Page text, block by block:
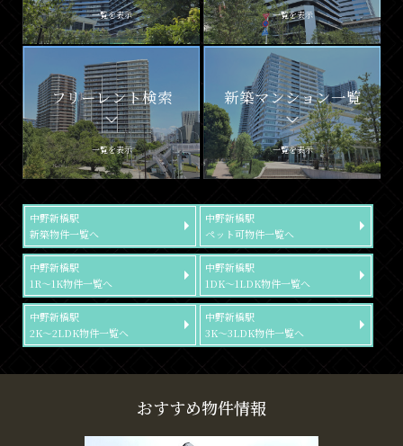
一覧を表示 一覧を表示
フリーレント検索
一覧を表示
新築マンション一覧
一覧を表示
中野新橋駅
新築物件一覧へ
中野新橋駅
ペット可物件一覧へ
中野新橋駅
1R～1K物件一覧へ
中野新橋駅
1DK～1LDK物件一覧へ
中野新橋駅
2K～2LDK物件一覧へ
中野新橋駅
3K～3LDK物件一覧へ
おすすめ物件情報